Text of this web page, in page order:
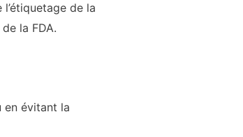
de la
la FDA.
en évitant la